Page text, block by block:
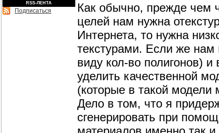
RSS-ЛЕНТА
Подписаться
Как обычно, прежде чем
целей нам нужна
Интернета, то нужна
текстурами. Если же
виду кол-во полигонов)
уделить качественной
(которые в такой модели
Дело в том, что я
сгенерировать при